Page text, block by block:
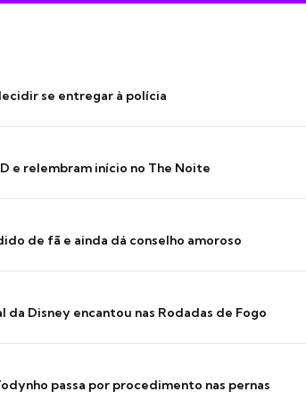
se entregar à polícia
e relembram início no The Noite
de fã e ainda dá conselho amoroso
da Disney encantou nas Rodadas de Fogo
passa por procedimento nas pernas